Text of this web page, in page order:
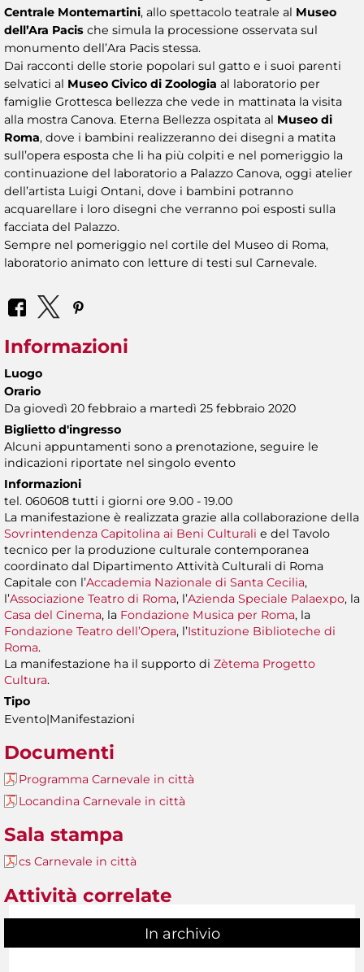
Centrale Montemartini, allo spettacolo teatrale al Museo
dell’Ara Pacis che simula la processione osservata sul
monumento dell’Ara Pacis stessa.
Dai racconti delle storie popolari sul gatto e i suoi parenti
selvatici al Museo Civico di Zoologia al laboratorio per
famiglie Grottesca bellezza che vede in mattinata la visita
alla mostra Canova. Eterna Bellezza ospitata al Museo di
Roma, dove i bambini realizzeranno dei disegni a matita
sull’opera esposta che li ha più colpiti e nel pomeriggio la
continuazione del laboratorio a Palazzo Canova, oggi atelier
dell’artista Luigi Ontani, dove i bambini potranno
acquarellare i loro disegni che verranno poi esposti sulla
facciata del Palazzo.
Sempre nel pomeriggio nel cortile del Museo di Roma,
laboratorio animato con letture di testi sul Carnevale.
Informazioni
Luogo
Orario
Da giovedì 20 febbraio a martedì 25 febbraio 2020
Biglietto d'ingresso
Alcuni appuntamenti sono a prenotazione, seguire le
indicazioni riportate nel singolo evento
Informazioni
tel. 060608 tutti i giorni ore 9.00 - 19.00
La manifestazione è realizzata grazie alla collaborazione della
Sovrintendenza Capitolina ai Beni Culturali e del Tavolo
tecnico per la produzione culturale contemporanea
coordinato dal Dipartimento Attività Culturali di Roma
Capitale con l’Accademia Nazionale di Santa Cecilia,
l’Associazione Teatro di Roma, l’Azienda Speciale Palaexpo, la
Casa del Cinema, la Fondazione Musica per Roma, la
Fondazione Teatro dell’Opera, l’Istituzione Biblioteche di
Roma.
La manifestazione ha il supporto di Zètema Progetto
Cultura.
Tipo
Evento|Manifestazioni
Documenti
Programma Carnevale in città
Locandina Carnevale in città
Sala stampa
cs Carnevale in città
Attività correlate
In archivio